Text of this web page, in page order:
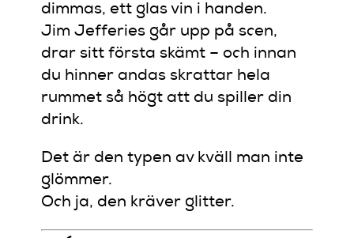
dimmas, ett glas vin i handen.
Jim Jefferies går upp på scen,
drar sitt första skämt – och innan
du hinner andas skrattar hela
rummet så högt att du spiller din
drink.
Det är den typen av kväll man inte
glömmer.
Och ja, den kräver glitter.